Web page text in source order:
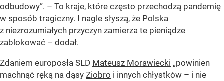
odbudowy”. – To kraje, które często przechodzą pandemię
w sposób tragiczny. I nagle słyszą, że Polska
z niezrozumiałych przyczyn zamierza te pieniądze
zablokować – dodał.
Zdaniem europosła SLD Mateusz Morawiecki „powinien
machnąć ręką na dąsy Ziobro i innych chłystków – i nie